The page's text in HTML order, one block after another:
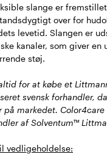
slange er
over for
levetid. Slangen er
kanaler, som giver en
støj.
for at købe et
svensk forhandler,
på markedet.
af Solventum™
vedligeholdelse: